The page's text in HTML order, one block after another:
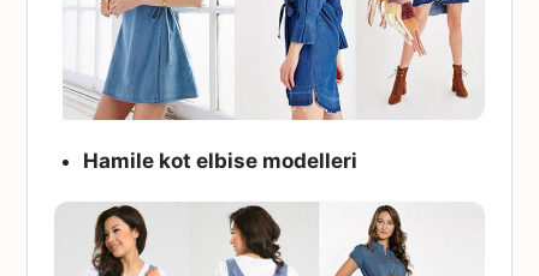
Hamile kot elbise modelleri